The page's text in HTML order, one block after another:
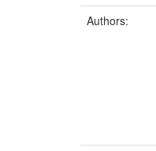
Authors: